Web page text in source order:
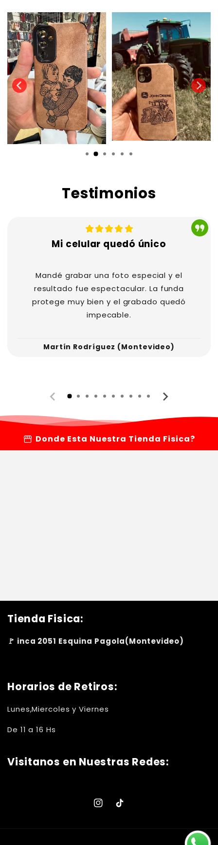
El grabado quedó
Muchas gracias. La calidad es
persona se ve mucho mejor que
Testimonios
Mi celular quedó único
Mandé grabar una foto especial y el
resultado fue espectacular. La funda
protege muy bien y el grabado quedó
impecable.
Martín Rodríguez (Montevideo)
storefront Donde Esta Nuestra Tienda Fisica?
Tienda Fisica:
🚩 inca 2051 Esquina Pagola(Montevideo)
Horarios de Retiros:
Lunes,Miercoles y Viernes
De 11 a 16 Hs
Visitanos en Nuestras Redes:
Instagram
TikTok